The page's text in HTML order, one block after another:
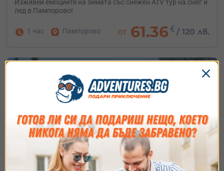
Изживей емоциите на зимата със снежен ATV тур на сняг и
лед в Пампорово!
1 час Пампорово от 61.36€ /120 лв.
Съгласие Подробности Относно